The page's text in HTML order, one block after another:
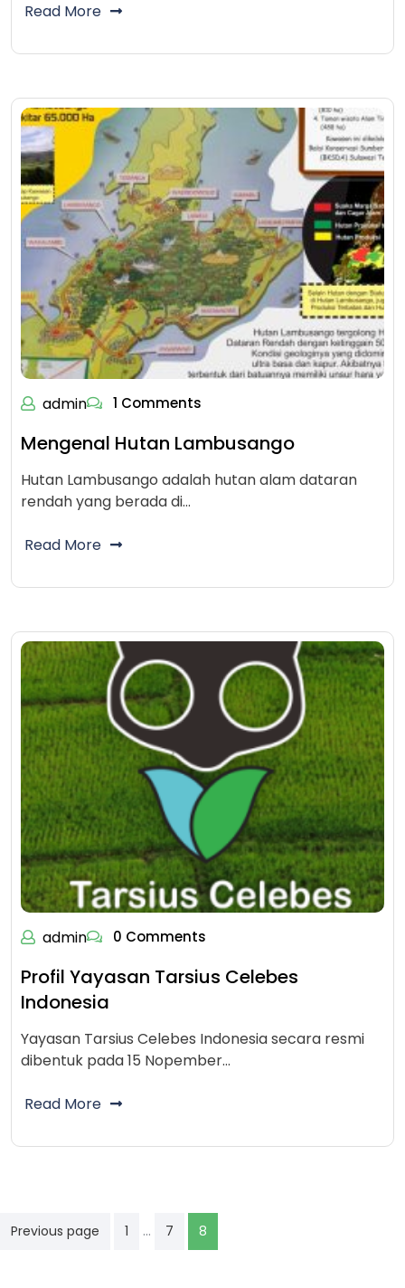
Read More
admin 1 Comments
Mengenal Hutan Lambusango
Hutan Lambusango adalah hutan alam dataran
rendah yang berada di…
Read More
admin 0 Comments
Profil Yayasan Tarsius Celebes
Indonesia
Yayasan Tarsius Celebes Indonesia secara resmi
dibentuk pada 15 Nopember…
Read More
Posts
Previous page 1 … 7 8